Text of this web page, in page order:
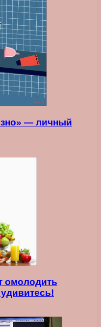
— личный
омолодить